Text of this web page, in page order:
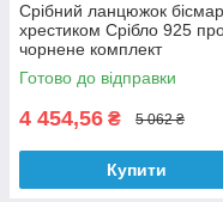
Срібний ланцюжок
хрестиком Срібло 925
чорнене комплект
Готово до відправки
4 454,56 ₴ 5 062 ₴
Купити